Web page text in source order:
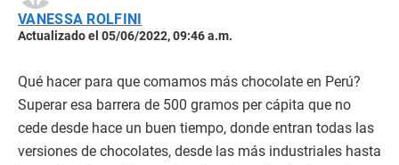
VANESSA ROLFINI
Actualizado el 05/06/2022, 09:46 a.m.
Qué hacer para que comamos más chocolate en Perú?
Superar esa barrera de 500 gramos per cápita que no
cede desde hace un buen tiempo, donde entran todas las
versiones de chocolates, desde las más industriales hasta